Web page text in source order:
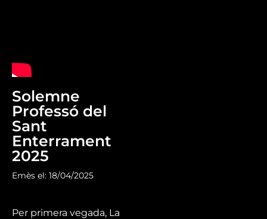
Solemne
Professó del
Sant
Enterrament
2025
Emès el: 18/04/2025
Per primera vegada, La